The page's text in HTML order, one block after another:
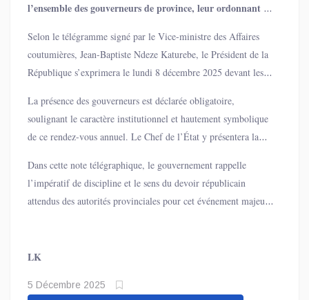
l’ensemble des gouverneurs de province, leur ordonnant de
d’assister au discours du Chef de l’État sur l’état de la
Nation.
Selon le télégramme signé par le Vice-ministre des Affaires
coutumières, Jean-Baptiste Ndeze Katurebe, le Président de la
République s’exprimera le lundi 8 décembre 2025 devant les
Peuple.
La présence des gouverneurs est déclarée obligatoire,
soulignant le caractère institutionnel et hautement symbolique
de ce rendez-vous annuel. Le Chef de l’État y présentera la
orientations politiques, économiques et sécuritaires.
Dans cette note télégraphique, le gouvernement rappelle
l’impératif de discipline et le sens du devoir républicain
attendus des autorités provinciales pour cet événement majeur
LK
5 Décembre 2025